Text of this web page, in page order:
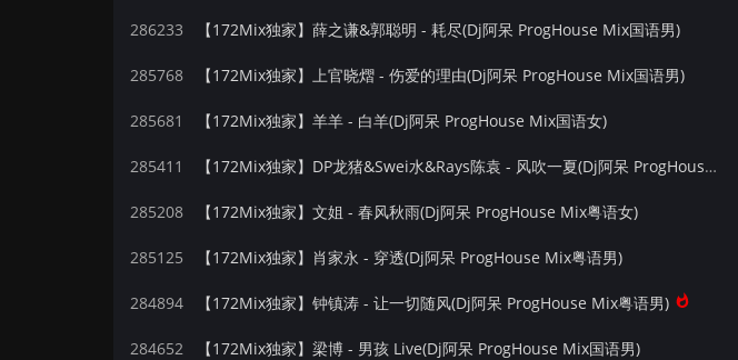
286233 【172Mix独家】薛之谦&郭聪明 - 耗尽(Dj阿呆 ProgHouse Mix国语男)
285768 【172Mix独家】上官晓熠 - 伤爱的理由(Dj阿呆 ProgHouse Mix国语男)
285681 【172Mix独家】羊羊 - 白羊(Dj阿呆 ProgHouse Mix国语女)
285411 【172Mix独家】DP龙猪&Swei水&Rays陈袁 - 风吹一夏(Dj阿呆 ProgHouse Mix国语男)
285208 【172Mix独家】文姐 - 春风秋雨(Dj阿呆 ProgHouse Mix粤语女)
285125 【172Mix独家】肖家永 - 穿透(Dj阿呆 ProgHouse Mix粤语男)
284894 【172Mix独家】钟镇涛 - 让一切随风(Dj阿呆 ProgHouse Mix粤语男)
284652 【172Mix独家】梁博 - 男孩 Live(Dj阿呆 ProgHouse Mix国语男)